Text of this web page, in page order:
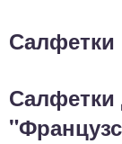
Салфетки